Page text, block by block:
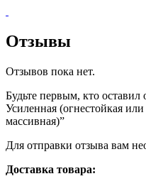
Отзывы
Отзывов пока нет.
Будьте первым, кто
Усиленная (огнестойкая
массивная)”
Для отправки отзыва вам
Доставка товара: